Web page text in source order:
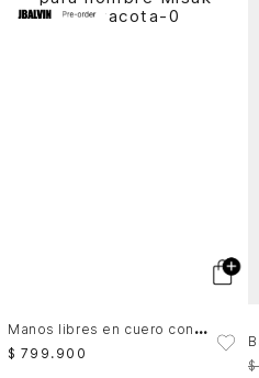
M
anos libres en cuero con tejido sobrepuesto para hombre Misak
$ 799 . 900
$